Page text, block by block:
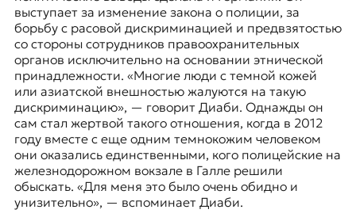
выступает за изменение закона о полиции, за
борьбу с расовой дискриминацией и предвзятостью
со стороны сотрудников правоохранительных
органов исключительно на основании этнической
принадлежности. «Многие люди с темной кожей
или азиатской внешностью жалуются на такую
дискриминацию», — говорит Диаби. Однажды он
сам стал жертвой такого отношения, когда в 2012
году вместе с еще одним темнокожим человеком
они оказались единственными, кого полицейские на
железнодорожном вокзале в Галле решили
обыскать. «Для меня это было очень обидно и
унизительно», — вспоминает Диаби.